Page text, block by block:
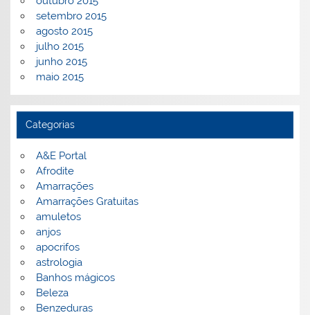
setembro 2015
agosto 2015
julho 2015
junho 2015
maio 2015
Categorias
A&E Portal
Afrodite
Amarrações
Amarrações Gratuitas
amuletos
anjos
apocrifos
astrologia
Banhos mágicos
Beleza
Benzeduras